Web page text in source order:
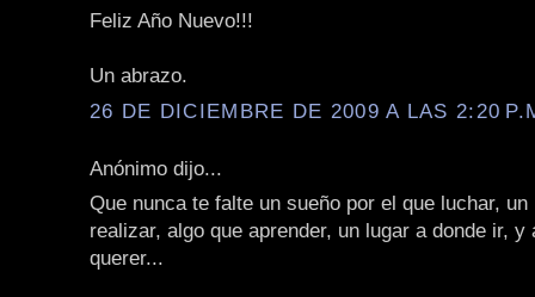
Feliz Año Nuevo!!!
Un abrazo.
26 DE DICIEMBRE DE 2009 A LAS 2:20
Anónimo dijo...
Que nunca te falte un sueño por el que luchar,
realizar, algo que aprender, un lugar a donde ir, y
querer...